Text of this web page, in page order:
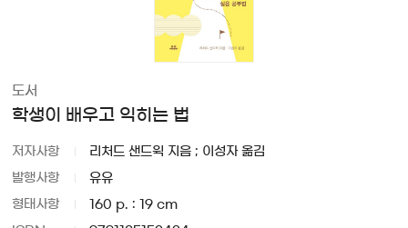
도서
학생이 배우고 익히는 법
저자사항 리처드 샌드윅 지음 ; 이성자 옮김
발행사항 유유
형태사항 160 p. : 19 cm